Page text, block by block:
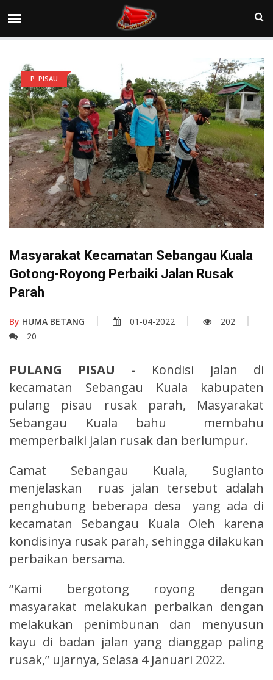
P. PISAU
Masyarakat Kecamatan Sebangau Kuala
Gotong-Royong Perbaiki Jalan Rusak
Parah
By HUMA BETANG 01-04-2022
202
20
PULANG PISAU - Kondisi jalan di
kecamatan Sebangau Kuala kabupaten
pulang pisau rusak parah, Masyarakat
Sebangau Kuala bahu membahu
memperbaiki jalan rusak dan berlumpur.
Camat Sebangau Kuala, Sugianto
menjelaskan ruas jalan tersebut adalah
penghubung beberapa desa yang ada di
kecamatan Sebangau Kuala Oleh karena
kondisinya rusak parah, sehingga dilakukan
perbaikan bersama.
“Kami bergotong royong dengan
masyarakat melakukan perbaikan dengan
melakukan penimbunan dan menyusun
kayu di badan jalan yang dianggap paling
rusak,” ujarnya, Selasa 4 Januari 2022.